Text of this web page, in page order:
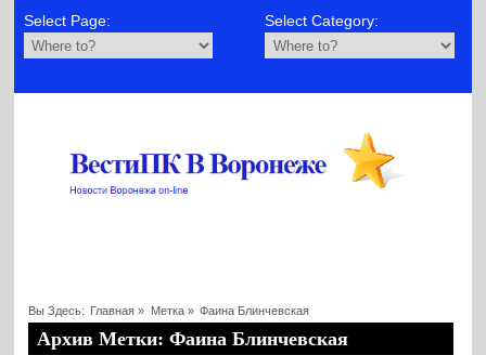
Select Page: Select Category:
Вы Здесь: Главная » Метка » Фаина Блинчевская
Архив Метки: Фаина Блинчевская